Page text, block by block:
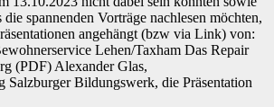
spannenden Vorträge nachlesen möchten,
angehängt (bzw via Link) von:
Lehen/Taxham Das Repair
(PDF) Alexander Glas,
Salzburger Bildungswerk, die Präsentation